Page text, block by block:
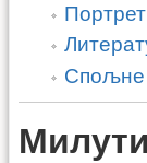
Спољне